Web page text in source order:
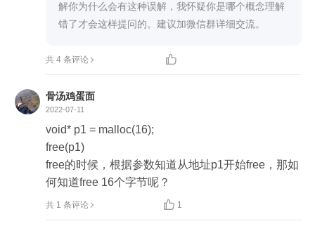
解你为什么会有这种误解，我怀疑你是哪个概念理解
错了才会这样提问的。建议加微信群详细交流。
共 4 条评论 
骨汤鸡蛋面
2022-07-11
void* p1 = malloc(16);
free(p1)
free的时候，根据参数知道从地址p1开始free，那如
何知道free 16个字节呢？
共 1 条评论  1